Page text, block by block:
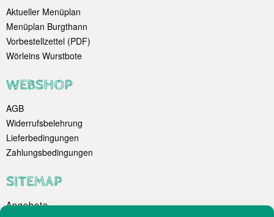
Aktueller Menüplan
Menüplan Burgthann
Vorbestellzettel (PDF)
Wörleins Wurstbote
WEBSHOP
AGB
Widerrufsbelehrung
Lieferbedingungen
Zahlungsbedingungen
SITEMAP
Angebote